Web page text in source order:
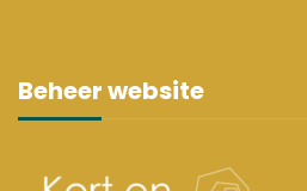
Beheer website